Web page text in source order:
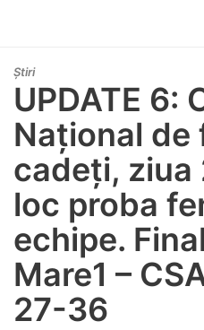
Știri
UPDATE 6:
Național de
cadeți, ziua
loc proba
echipe.
Mare1 –
27-36